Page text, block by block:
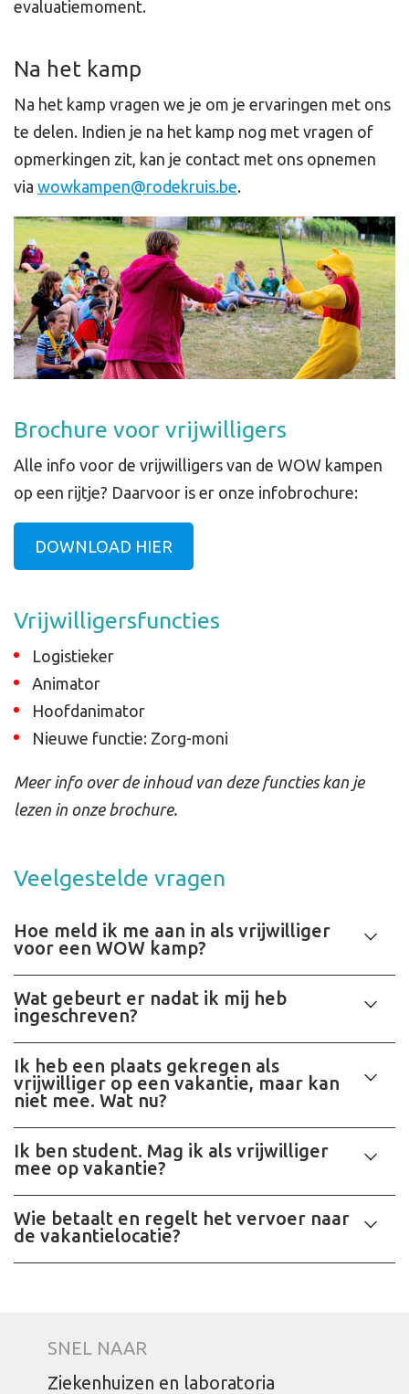
evaluatiemoment.
Na het kamp
Na het kamp vragen we je om je ervaringen met ons
te delen. Indien je na het kamp nog met vragen of
opmerkingen zit, kan je contact met ons opnemen
via wowkampen@rodekruis.be.
Brochure voor vrijwilligers
Alle info voor de vrijwilligers van de WOW kampen
op een rijtje? Daarvoor is er onze infobrochure:
DOWNLOAD HIER
Vrijwilligersfuncties
Logistieker
Animator
Hoofdanimator
Nieuwe functie: Zorg-moni
Meer info over de inhoud van deze functies kan je
lezen in onze brochure.
Veelgestelde vragen
Hoe meld ik me aan in als vrijwilliger
voor een WOW kamp?
Wat gebeurt er nadat ik mij heb
ingeschreven?
Ik heb een plaats gekregen als
vrijwilliger op een vakantie, maar kan
niet mee. Wat nu?
Ik ben student. Mag ik als vrijwilliger
mee op vakantie?
Wie betaalt en regelt het vervoer naar
de vakantielocatie?
SNEL NAAR
Ziekenhuizen en laboratoria